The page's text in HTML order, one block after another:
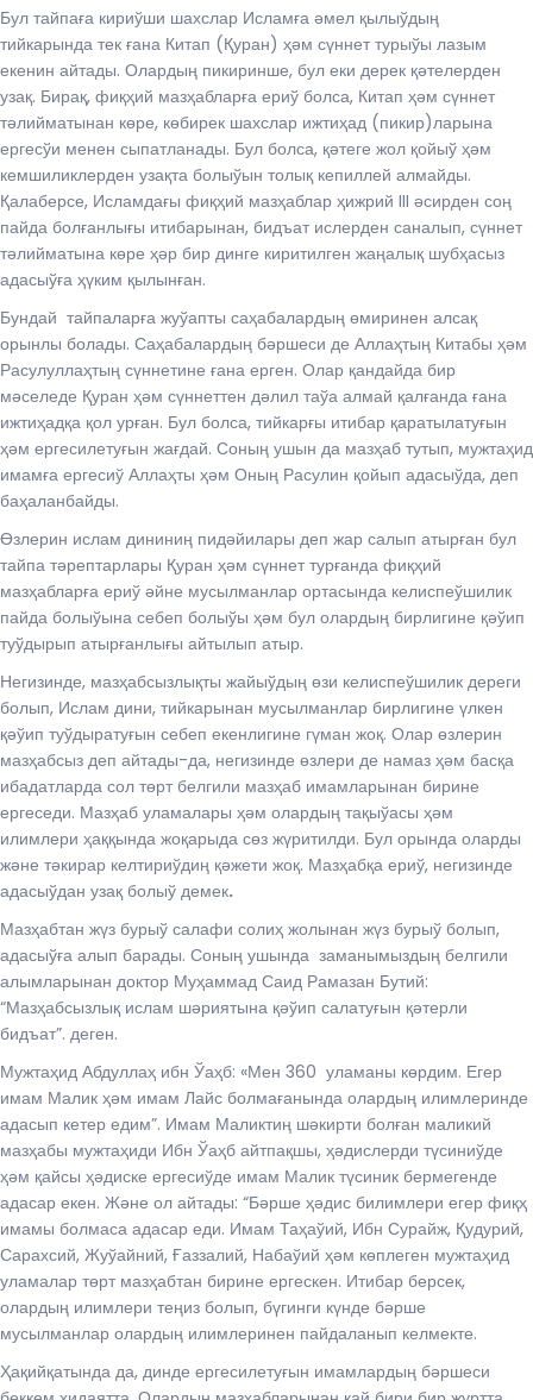
Бул тайпаға кириўши шахслар Исламға әмел қылыўдың
тийкарында тек ғана Китап (Қуран) ҳәм сүннет турыўы лазым
екенин айтады. Олардың пикиринше, бул еки дерек қәтелерден
узақ. Бирақ, фиқҳий мазҳабларға ериў болса, Китап ҳәм сүннет
тәлийматынан көре, көбирек шахслар ижтиҳад (пикир)ларына
ергесўи менен сыпатланады. Бул болса, қәтеге жол қойыў ҳәм
кемшиликлерден узақта болыўын толық кепиллей алмайды.
Қалаберсе, Исламдағы фиқҳий мазҳаблар ҳижрий III әсирден соң
пайда болғанлығы итибарынан, бидъат ислерден саналып, сүннет
тәлийматына көре ҳәр бир динге киритилген жаңалық шубҳасыз
адасыўға ҳүким қылынған.
Бундай тайпаларға жуўапты саҳабалардың өмиринен алсақ
орынлы болады. Саҳабалардың бәршеси де Аллаҳтың Китабы ҳәм
Расулуллаҳтың сүннетине ғана ерген. Олар қандайда бир
мәселеде Қуран ҳәм сүннеттен дәлил таўа алмай қалғанда ғана
ижтиҳадқа қол урған. Бул болса, тийкарғы итибар қаратылатуғын
ҳәм ергесилетуғын жағдай. Соның ушын да мазҳаб тутып, мужтаҳид
имамға ергесиў Аллаҳты ҳәм Оның Расулин қойып адасыўда, деп
баҳаланбайды.
Өзлерин ислам дининиң пидәйилары деп жар салып атырған бул
тайпа тәрептарлары Қуран ҳәм сүннет турғанда фиқҳий
мазҳабларға ериў әйне мусылманлар ортасында келиспеўшилик
пайда болыўына себеп болыўы ҳәм бул олардың бирлигине қәўип
туўдырып атырғанлығы айтылып атыр.
Негизинде, мазҳабсызлықты жайыўдың өзи келиспеўшилик дереги
болып, Ислам дини, тийкарынан мусылманлар бирлигине үлкен
қәўип туўдыратуғын себеп екенлигине гүман жоқ. Олар өзлерин
мазҳабсыз деп айтады-да, негизинде өзлери де намаз ҳәм басқа
ибадатларда сол төрт белгили мазҳаб имамларынан бирине
ергеседи. Мазҳаб уламалары ҳәм олардың тақыўасы ҳәм
илимлери ҳаққында жоқарыда сөз жүритилди. Бул орында оларды
және тәкирар келтириўдиң қәжети жоқ. Мазҳабқа ериў, негизинде
адасыўдан узақ болыў демек.
Мазҳабтан жүз бурыў салафи солиҳ жолынан жүз бурыў болып,
адасыўға алып барады. Соның ушында заманымыздың белгили
алымларынан доктор Муҳаммад Саид Рамазан Бутий:
“Мазҳабсызлық ислам шәриятына қәўип салатуғын қәтерли
бидъат”. деген.
Мужтаҳид Абдуллаҳ ибн Ўаҳб: «Мен 360 уламаны көрдим. Егер
имам Малик ҳәм имам Лайс болмағанында олардың илимлеринде
адасып кетер едим”. Имам Маликтиң шәкирти болған маликий
мазҳабы мужтаҳиди Ибн Ўаҳб айтпақшы, ҳәдислерди түсиниўде
ҳәм қайсы ҳәдиске ергесиўде имам Малик түсиник бермегенде
адасар екен. Және ол айтады: “Бәрше ҳәдис билимлери егер фиқҳ
имамы болмаса адасар еди. Имам Таҳаўий, Ибн Сурайж, Қудурий,
Сарахсий, Жуўайний, Ғаззалий, Набаўий ҳәм көплеген мужтаҳид
уламалар төрт мазҳабтан бирине ергескен. Итибар берсек,
олардың илимлери теңиз болып, бүгинги күнде бәрше
мусылманлар олардың илимлеринен пайдаланып келмекте.
Ҳақийқатында да, динде ергесилетуғын имамлардың бәршеси